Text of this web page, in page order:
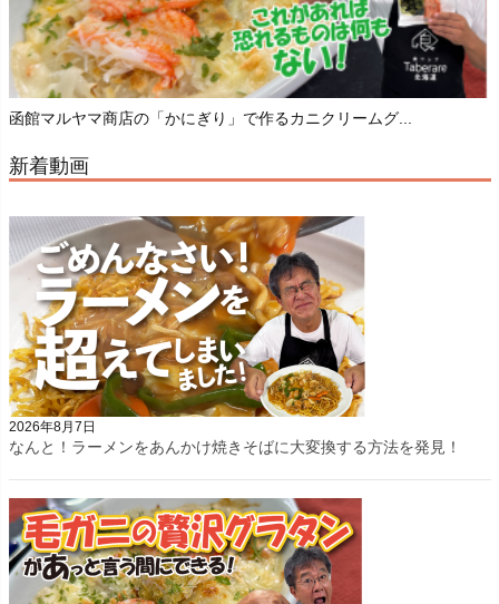
函館マルヤマ商店の「かにぎり」で作るカニクリームグ...
新着動画
2026年8月7日
なんと！ラーメンをあんかけ焼きそばに大変換する方法を発見！